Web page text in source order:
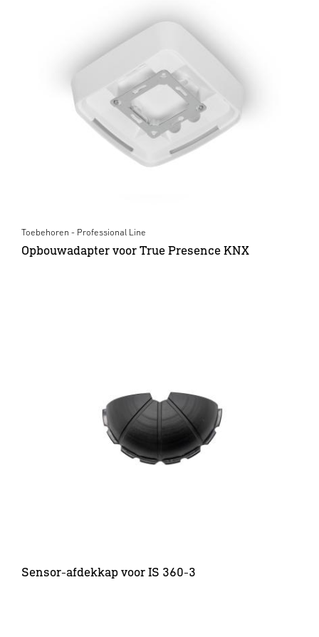
Toebehoren - Professional Line
Opbouwadapter voor True Presence KNX
Sensor-afdekkap voor IS 360-3